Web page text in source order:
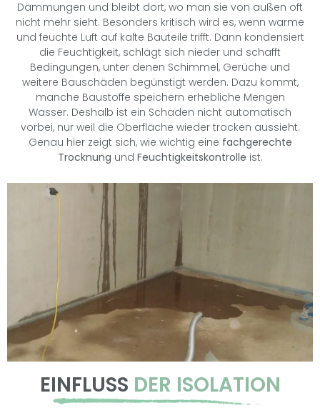
Dämmungen und bleibt dort, wo man sie von außen oft
nicht mehr sieht. Besonders kritisch wird es, wenn warme
und feuchte Luft auf kalte Bauteile trifft. Dann kondensiert
die Feuchtigkeit, schlägt sich nieder und schafft
Bedingungen, unter denen Schimmel, Gerüche und
weitere Bauschäden begünstigt werden. Dazu kommt,
manche Baustoffe speichern erhebliche Mengen
Wasser. Deshalb ist ein Schaden nicht automatisch
vorbei, nur weil die Oberfläche wieder trocken aussieht.
Genau hier zeigt sich, wie wichtig eine fachgerechte
Trocknung und Feuchtigkeitskontrolle ist.
EINFLUSS DER ISOLATION